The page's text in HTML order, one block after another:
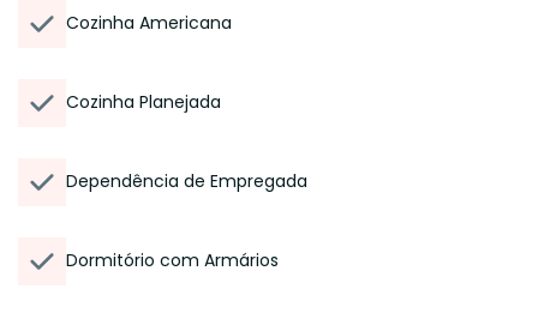
Cozinha Americana
Cozinha Planejada
Dependência de Empregada
Dormitório com Armários